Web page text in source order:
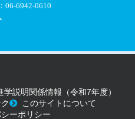
06-6942-0610
学説明関係情報（令和7年度）
このサイトについて
ーポリシー